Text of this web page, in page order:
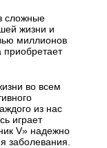
сложные
жизни и
миллионов
во всем
из нас
играет
V» надежно
заболевания.